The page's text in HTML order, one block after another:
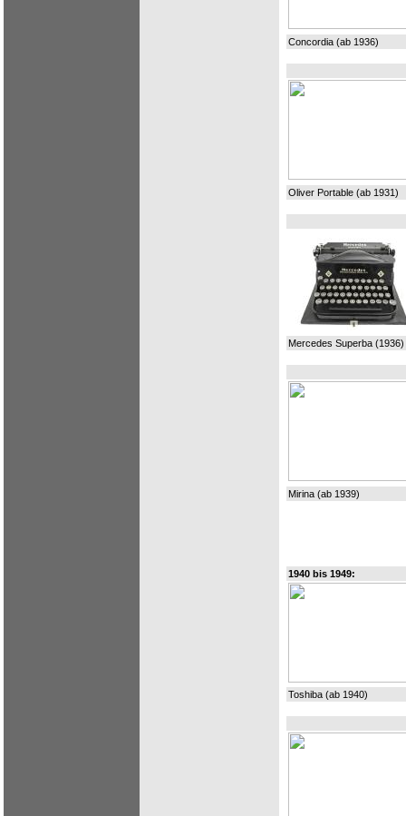
Concordia (ab 1936)
Oliver Portable (ab 1931)
Mercedes Superba (1936)
Mirina (ab 1939)
1940 bis 1949:
Toshiba (ab 1940)